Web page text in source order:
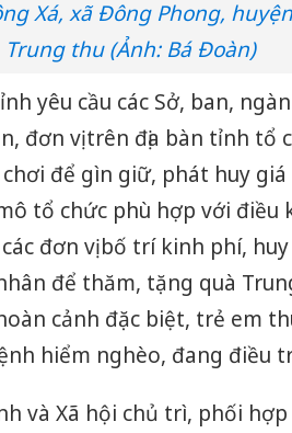
Xá, xã Đông Phong,
Trung thu (Ảnh: Bá Đoàn)
yêu cầu các Sở, ban,
đơn vị trên địa bàn tỉnh tổ
để gìn giữ, phát huy
tổ chức phù hợp với điều
đơn vị bố trí kinh phí,
để thăm, tặng quà
cảnh đặc biệt, trẻ em
hiểm nghèo, đang điều
và Xã hội chủ trì, phối